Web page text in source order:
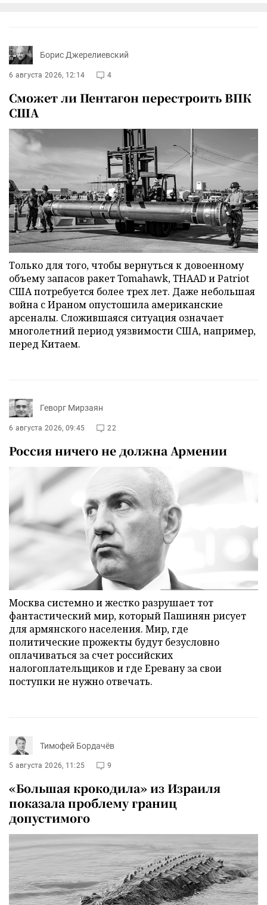
Борис Джерелиевский
6 августа 2026, 12:14 4
Сможет ли Пентагон перестроить ВПК
США
Только для того, чтобы вернуться к довоенному
объему запасов ракет Tomahawk, THAAD и Patriot
США потребуется более трех лет. Даже небольшая
война с Ираном опустошила американские
арсеналы. Сложившаяся ситуация означает
многолетний период уязвимости США, например,
перед Китаем.
Геворг Мирзаян
6 августа 2026, 09:45 22
Россия ничего не должна Армении
Москва системно и жестко разрушает тот
фантастический мир, который Пашинян рисует
для армянского населения. Мир, где
политические прожекты будут безусловно
оплачиваться за счет российских
налогоплательщиков и где Еревану за свои
поступки не нужно отвечать.
Тимофей Бордачёв
5 августа 2026, 11:25 9
«Большая крокодила» из Израиля
показала проблему границ
допустимого